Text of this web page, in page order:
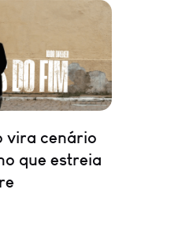
vira cenário
que estreia